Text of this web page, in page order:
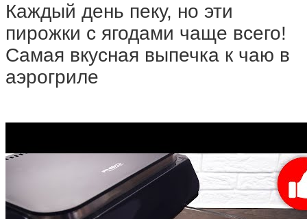
Каждый день пеку, но эти
пирожки с ягодами чаще всего!
Самая вкусная выпечка к чаю в
аэрогриле